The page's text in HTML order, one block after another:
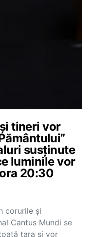
tineri vor
susținute
luminile vor
20:30
corurile şi
Cantus Mundi se
ţara şi vor